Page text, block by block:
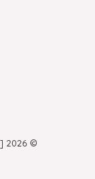
© 2026 [